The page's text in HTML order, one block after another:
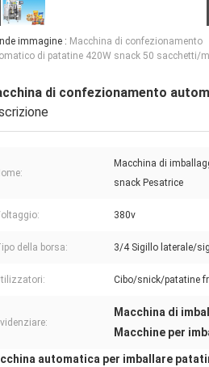
immagine : Macchina di confezionamento
di patatine 420W snack 50 sacchetti/
di confezionamento
Macchina di
snack Pesatrice
380v
della borsa: 3/4 Sigillo laterale/
Cibo/snick/patatine
Macchina di
Macchine per
automatica per imballare